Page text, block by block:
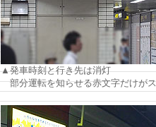
▲発車時刻と行き先は消灯
部分運転を知らせる赤文字だけが